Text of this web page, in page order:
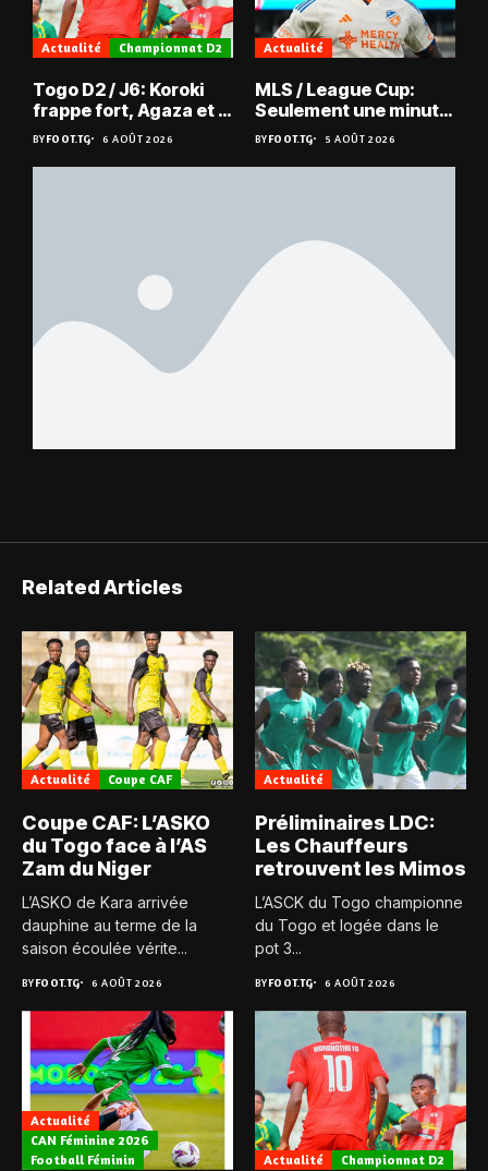
Actualité Championnat D2
Togo D2 / J6: Koroki
frappe fort, Agaza et la
JCA assurent,
suspense avant Sara
FC – Doumbé FC
BYFOOT.TG 6 AOÛT 2026
Actualité
MLS / League Cup:
Seulement une minute
de jeu pour Kévin
Denkey
BYFOOT.TG 5 AOÛT 2026
Related Articles
Actualité Coupe CAF
Coupe CAF: L’ASKO
du Togo face à l’AS
Zam du Niger
L’ASKO de Kara arrivée
dauphine au terme de la
saison écoulée vérite...
BYFOOT.TG 6 AOÛT 2026
Actualité
Préliminaires LDC:
Les Chauffeurs
retrouvent les Mimos
L’ASCK du Togo championne
du Togo et logée dans le
pot 3...
BYFOOT.TG 6 AOÛT 2026
Actualité
CAN Féminine 2026
Football Féminin
Actualité Championnat D2